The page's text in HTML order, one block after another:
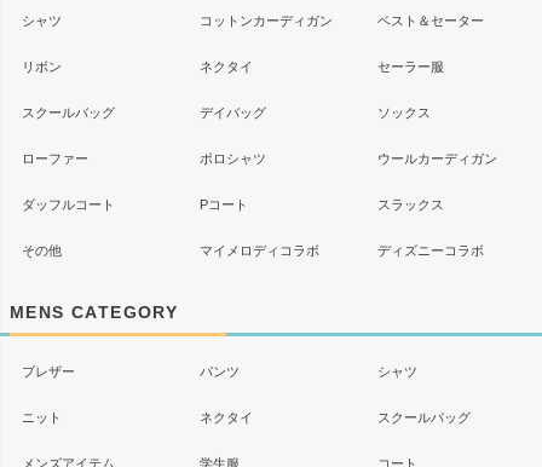
シャツ コットンカーディガン ベスト＆セーター
リボン ネクタイ セーラー服
スクールバッグ デイバッグ ソックス
ローファー ポロシャツ ウールカーディガン
ダッフルコート Pコート スラックス
その他 マイメロディコラボ ディズニーコラボ
MENS CATEGORY
ブレザー パンツ シャツ
ニット ネクタイ スクールバッグ
メンズアイテム 学生服 コート